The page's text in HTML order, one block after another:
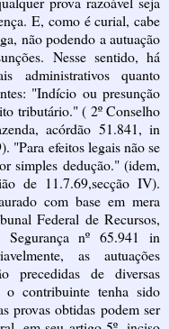
E, como é curial, cabe
não podendo a autuação
Nesse sentido, há
administrativos quanto
"Indício ou presunção
tributário." ( 2º Conselho
acórdão 51.841, in
"Para efeitos legais não se
simples dedução." (idem,
de 11.7.69,secção IV).
com base em mera
Federal de Recursos,
nº 65.941 in
as autuações
precedidas de diversas
o contribuinte tenha sido
provas obtidas podem ser